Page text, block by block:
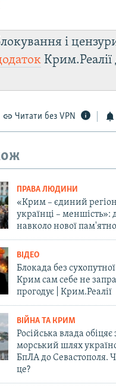
і
Крим.Реалії
Читати без VPN
ПРАВА ЛЮДИНИ
«Крим – єдиний
українці – меншість»:
навколо нової
ВІДЕО
Блокада без
Крим сам себе не
прогодує | Крим.Реалії
ВІЙНА ТА КРИМ
Російська влада
морський шлях
БпЛА до Севастополя.
це?